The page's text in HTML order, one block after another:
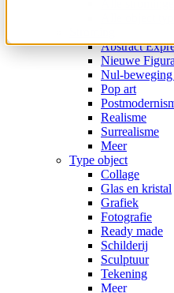
Abstract
Nieuwe
Nul-
Pop art
Realisme
Surrealisme
Meer
Type object
Collage
Glas en kristal
Grafiek
Fotografie
Ready made
Schilderij
Sculptuur
Tekening
Meer